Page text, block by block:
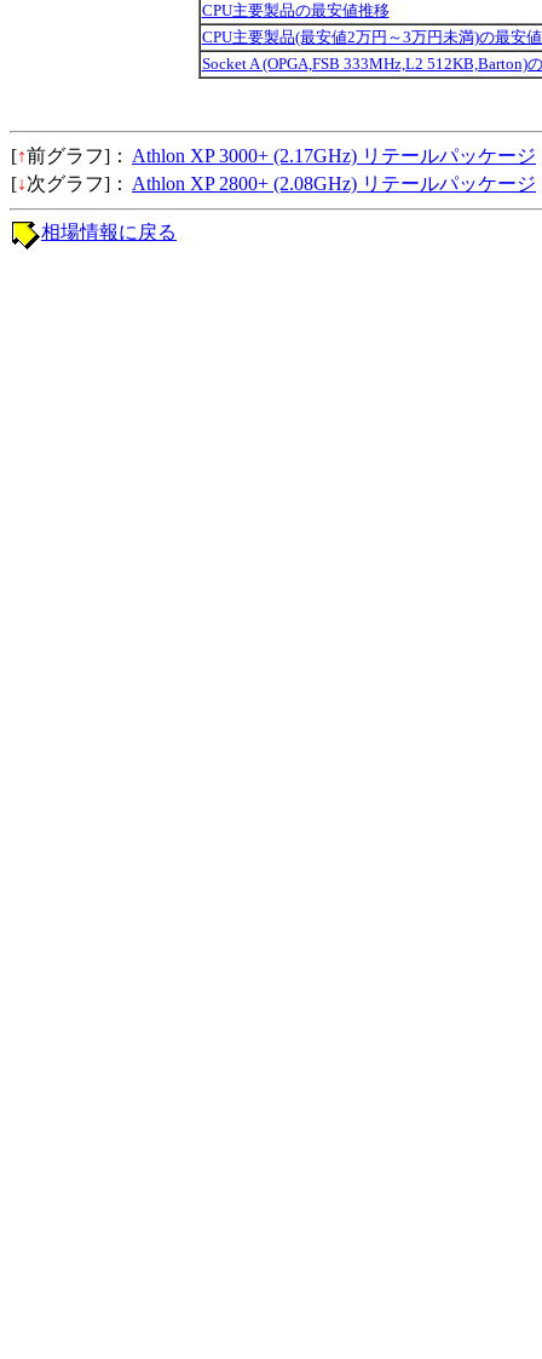
CPU主要製品の最安値推移
CPU主要製品(最安値2万円～3万円未満)の最安
Socket A (OPGA,FSB 333MHz,L2 512KB,Barton)
[↑前グラフ]： Athlon XP 3000+ (2.17GHz) リテールパッケージ
[↓次グラフ]： Athlon XP 2800+ (2.08GHz) リテールパッケージ
相場情報に戻る